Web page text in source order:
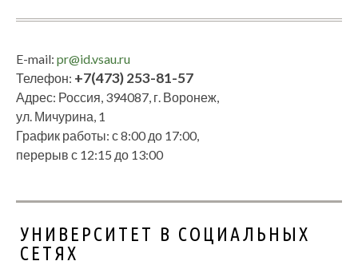
E-mail: pr@id.vsau.ru
Телефон: +7(473) 253-81-57
Адрес: Россия, 394087, г. Воронеж,
ул. Мичурина, 1
График работы: с 8:00 до 17:00,
перерыв с 12:15 до 13:00
УНИВЕРСИТЕТ В СОЦИАЛЬНЫХ
СЕТЯХ